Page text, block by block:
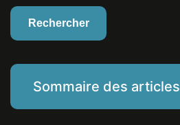
Sommaire des articles